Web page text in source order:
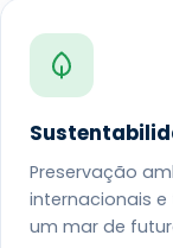
Preservação
internacionais
um mar de